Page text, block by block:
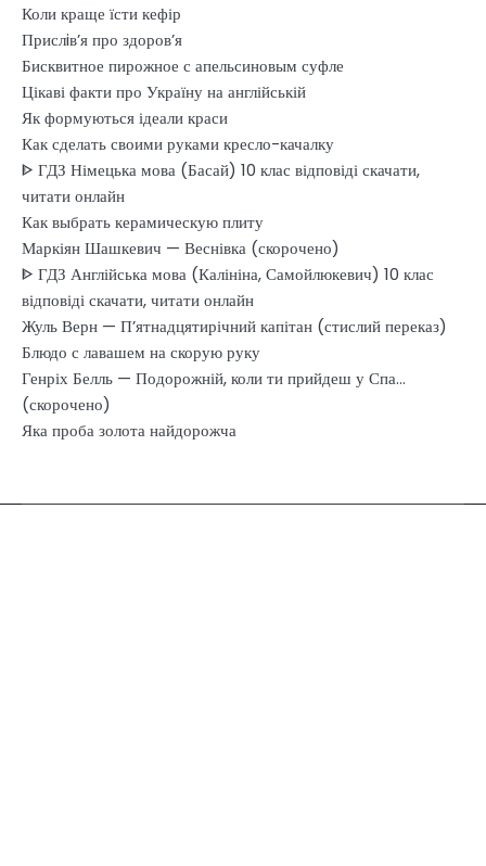
Коли краще їсти кефір
Прислiв’я про здоров’я
Бисквитное пирожное с апельсиновым суфле
Цікаві факти про Україну на англійській
Як формуються ідеали краси
Как сделать своими руками кресло-качалку
ᐈ ГДЗ Німецька мова (Басай) 10 клас відповіді скачати,
читати онлайн
Как выбрать керамическую плиту
Маркіян Шашкевич — Веснівка (скорочено)
ᐈ ГДЗ Англійська мова (Калініна, Самойлюкевич) 10 клас
відповіді скачати, читати онлайн
Жуль Верн — П’ятнадцятирічний капітан (стислий переказ)
Блюдо с лавашем на скорую руку
Генріх Белль — Подорожній, коли ти прийдеш у Спа…
(скорочено)
Яка проба золота найдорожча